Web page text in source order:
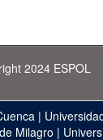
2024 ESPOL
|
Milagro |